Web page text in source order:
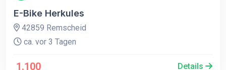
E-Bike Herkules
42859 Remscheid
ca. vor 3 Tagen
1.100 Details